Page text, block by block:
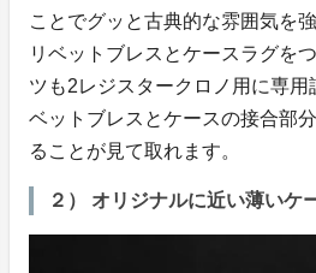
ことでグッと古典的な雰囲気を
リベットブレスとケースラグを
ツも2レジスタークロノ用に専用
ベットブレスとケースの接合部
ることが見て取れます。
２） オリジナルに近い薄いケ